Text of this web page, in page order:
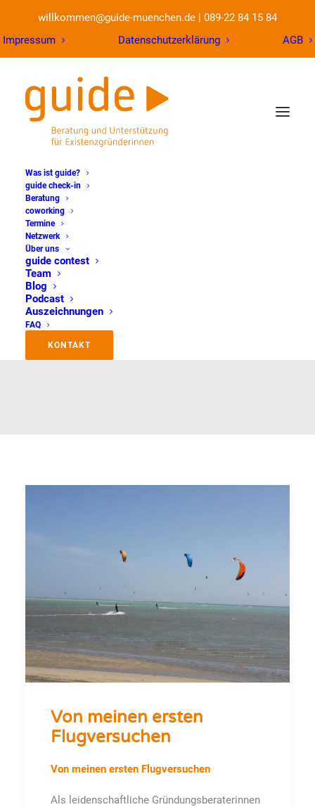
willkommen@guide-muenchen.de | 089-22 84 15 84
Impressum
Datenschutzerklärung AGB
Was ist guide?
guide check-in
Beratung
coworking
Termine
Netzwerk
Über uns
guide contest
Team
Blog
Podcast
Auszeichnungen
FAQ
KONTAKT
Von meinen ersten
Flugversuchen
Von meinen ersten Flugversuchen
Als leidenschaftliche Gründungsberaterinnen